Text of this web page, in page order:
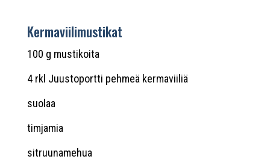
Kermaviilimustikat
100 g mustikoita
4 rkl Juustoportti pehmeä kermaviiliä
suolaa
timjamia
sitruunamehua